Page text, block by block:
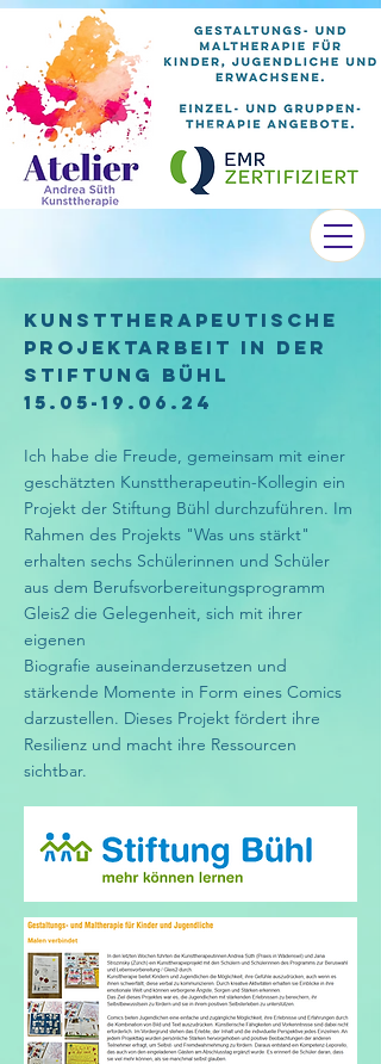
Kunsttherapeutische
Projektarbeit in der
Stiftung Bühl
15.05-19.06.24
Ich habe die Freude, gemeinsam mit einer
geschätzten Kunsttherapeutin-Kollegin ein
Projekt der Stiftung Bühl durchzuführen. Im
Rahmen des Projekts "Was uns stärkt"
erhalten sechs Schülerinnen und Schüler
aus dem Berufsvorbereitungsprogramm
Gleis2 die Gelegenheit, sich mit ihrer
eigenen
Biografie auseinanderzusetzen und
stärkende Momente in Form eines Comics
darzustellen. Dieses Projekt fördert ihre
Resilienz und macht ihre Ressourcen
sichtbar.